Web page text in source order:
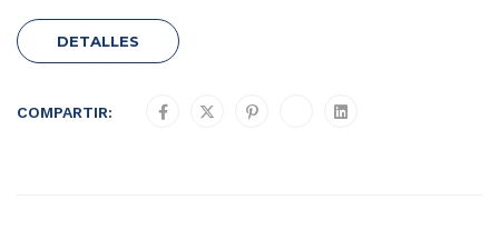
DETALLES
COMPARTIR: